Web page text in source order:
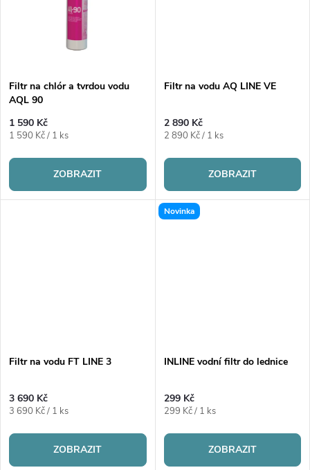
ů
Filtr na chlór a tvrdou vodu
AQL 90
1 590 Kč
Měrná
1 590 Kč / 1 ks
ZOBRAZIT
Filtr na vodu AQ LINE VE
2 890 Kč
Měrná
2 890 Kč / 1 ks
ZOBRAZIT
Filtr na vodu FT LINE 3
3 690 Kč
Měrná
3 690 Kč / 1 ks
ZOBRAZIT
Novinka
INLINE vodní filtr do lednice
299 Kč
Měrná
299 Kč / 1 ks
ZOBRAZIT